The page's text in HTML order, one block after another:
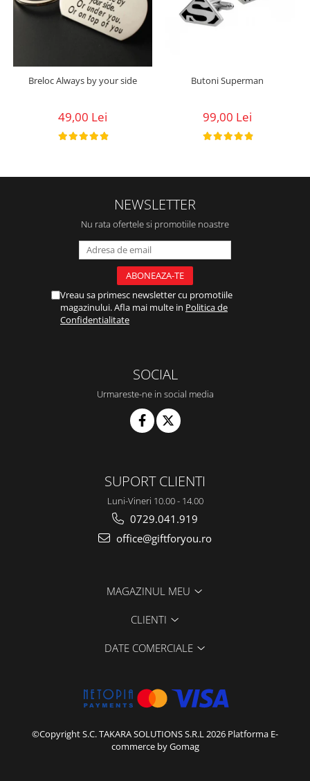
Breloc Always by your side
49,00 Lei
Butoni Superman
99,00 Lei
NEWSLETTER
Nu rata ofertele si promotiile noastre
Vreau sa primesc newsletter cu promotiile
magazinului. Afla mai multe in Politica de
Confidentialitate
SOCIAL
Urmareste-ne in social media
SUPORT CLIENTI
Luni-Vineri 10.00 - 14.00
0729.041.919
office@giftforyou.ro
MAGAZINUL MEU
CLIENTI
DATE COMERCIALE
©Copyright S.C. TAKARA SOLUTIONS S.R.L 2026 Platforma E-
commerce by Gomag